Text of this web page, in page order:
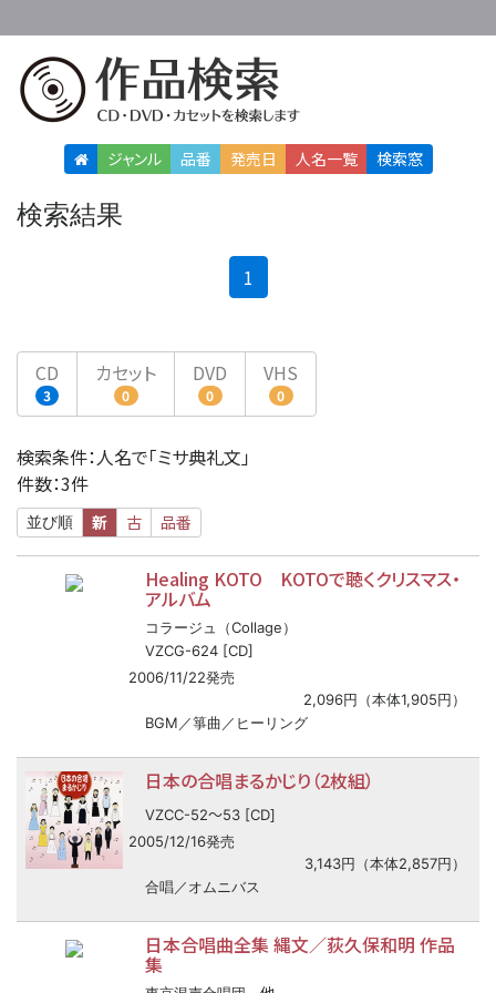
ジャンル 品番 発売日 人名一覧 検索窓
検索結果
1
CD
3
カセット
0
DVD
0
VHS
0
検索条件：人名で「ミサ典礼文」
件数：3件
並び順 新 古 品番
Healing KOTO KOTOで聴くクリスマス・
アルバム
コラージュ（Collage）
VZCG-624 [CD]
2006/11/22発売
2,096円（本体1,905円）
BGM／箏曲／ヒーリング
日本の合唱まるかじり（2枚組）
VZCC-52〜53 [CD]
2005/12/16発売
3,143円（本体2,857円）
合唱／オムニバス
日本合唱曲全集 縄文／荻久保和明 作品
集